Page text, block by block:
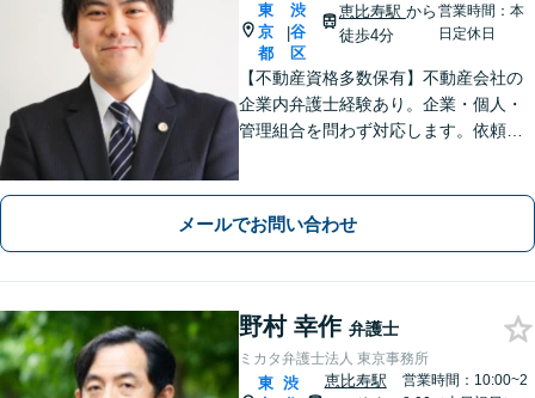
東
京
都
|
渋
谷
区
恵比寿駅 から
徒歩4分
営業時間：本
日定休日
【不動産資格多数保有】不動産会社の
企業内弁護士経験あり。企業・個人・
管理組合を問わず対応します。依頼者
メールでお問い合わせ
野村 幸作 弁護士
ミカタ弁護士法人 東京事務所
東 渋
恵比寿駅
営業時間：10:00~2